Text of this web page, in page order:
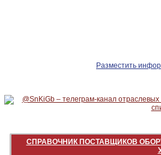
Разместить
СПРАВОЧНИК ПОСТАВЩИКОВ